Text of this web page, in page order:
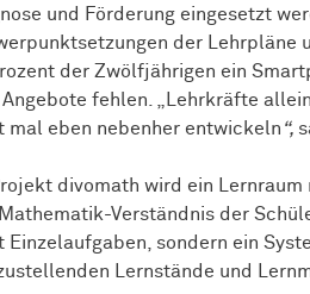
und Förderung eingesetzt
der Lehrpläne
der Zwölfjährigen ein
fehlen. „Lehrkräfte
mal eben nebenher entwickeln “,
divomath wird ein
Verständnis der
Einzelaufgaben, sondern ein
Lernstände und